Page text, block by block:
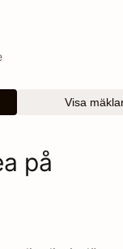
på
Visa